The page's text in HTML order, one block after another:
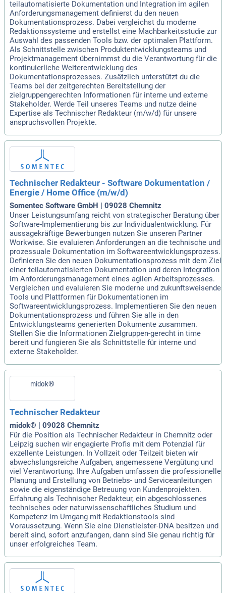
teilautomatisierte Dokumentation und Integration im agilen
Anforderungsmanagement definierst du den neuen
Dokumentationsprozess. Dabei vergleichst du moderne
Redaktionssysteme und erstellst eine Machbarkeitsstudie zur
Auswahl des passenden Tools bzw. der optimalen Plattform.
Als Schnittstelle zwischen Produktentwicklungsteams und
Projektmanagement übernimmst du die Verantwortung für die
kontinuierliche Weiterentwicklung des
Dokumentationsprozesses. Zusätzlich unterstützt du die
Teams bei der zeitgerechten Bereitstellung der
zielgruppengerechten Informationen für interne und externe
Stakeholder. Werde Teil unseres Teams und nutze deine
Expertise als Technischer Redakteur (m/w/d) für unsere
anspruchsvollen Projekte.
Technischer Redakteur - Software Dokumentation /
Energie / Home Office (m/w/d)
Somentec Software GmbH | 09028 Chemnitz
Unser Leistungsumfang reicht von strategischer Beratung über
Software-Implementierung bis zur Individualentwicklung. Für
aussagekräftige Bewerbungen nutzen Sie unseren Partner
Workwise. Sie evaluieren Anforderungen an die technische und
prozessuale Dokumentation im Softwareentwicklungsprozess.
Definieren Sie den neuen Dokumentationsprozess mit dem Ziel
einer teilautomatisierten Dokumentation und deren Integration
im Anforderungsmanagement eines agilen Arbeitsprozesses.
Vergleichen und evaluieren Sie moderne und zukunftsweisende
Tools und Plattformen für Dokumentationen im
Softwareentwicklungsprozess. Implementieren Sie den neuen
Dokumentationsprozess und führen Sie alle in den
Entwicklungsteams generierten Dokumente zusammen.
Stellen Sie die Informationen Zielgruppen-gerecht in time
bereit und fungieren Sie als Schnittstelle für interne und
externe Stakeholder.
midok®
Technischer Redakteur
midok® | 09028 Chemnitz
Für die Position als Technischer Redakteur in Chemnitz oder
Leipzig suchen wir engagierte Profis mit dem Potenzial für
exzellente Leistungen. In Vollzeit oder Teilzeit bieten wir
abwechslungsreiche Aufgaben, angemessene Vergütung und
viel Verantwortung. Ihre Aufgaben umfassen die professionelle
Planung und Erstellung von Betriebs- und Serviceanleitungen
sowie die eigenständige Betreuung von Kundenprojekten.
Erfahrung als Technischer Redakteur, ein abgeschlossenes
technisches oder naturwissenschaftliches Studium und
Kompetenz im Umgang mit Redaktionstools sind
Voraussetzung. Wenn Sie eine Dienstleister-DNA besitzen und
bereit sind, sofort anzufangen, dann sind Sie genau richtig für
unser erfolgreiches Team.